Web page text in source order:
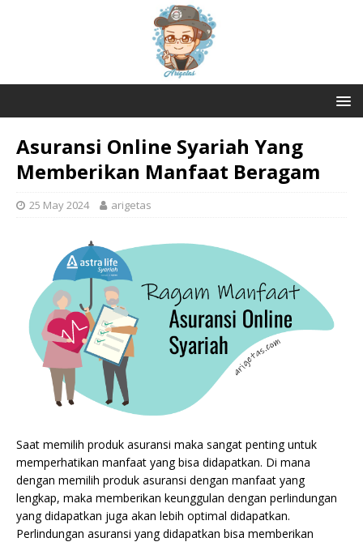
Asuransi Online Syariah Yang
Memberikan Manfaat Beragam
25 May 2024 arigetas
Saat memilih produk asuransi maka sangat penting untuk
memperhatikan manfaat yang bisa didapatkan. Di mana
dengan memilih produk asuransi dengan manfaat yang
lengkap, maka memberikan keunggulan dengan perlindungan
yang didapatkan juga akan lebih optimal didapatkan.
Perlindungan asuransi yang didapatkan bisa memberikan